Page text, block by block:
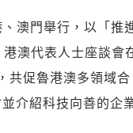
澳門舉行，以「推
澳代表人士座談會
共促魯港澳多領域合
介紹科技向善的企